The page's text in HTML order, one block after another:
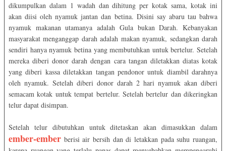
dikumpulkan dalam 1 wadah dan dihitung per kotak sama, kotak ini
akan diisi oleh nyamuk jantan dan betina. Disini say abaru tau bahwa
nyamuk makanan utamanya adalah Gula bukan Darah. Kebanyakan
masyarakat menganggap darah adalah makan nyamuk, sedangkan darah
sendiri hanya nyamuk betina yang membutuhkan untuk bertelur. Setelah
mereka diberi donor darah dengan cara tangan diletakkan diatas kotak
yang diberi kassa diletakkan tangan pendonor untuk diambil darahnya
oleh nyamuk. Setelah diberi donor darah 2 hari nyamuk akan diberi
semacam kotak untuk tempat bertelur. Setelah bertelur dan dikeringkan
telur dapat disimpan.
Setelah telur dibutuhkan untuk ditetaskan akan dimasukkan dalam
ember-ember berisi air bersih dan di letakkan pada suhu ruangan,